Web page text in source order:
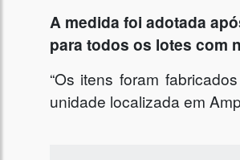
A medida foi adotada
para todos os lotes com
“Os itens foram
unidade localizada em